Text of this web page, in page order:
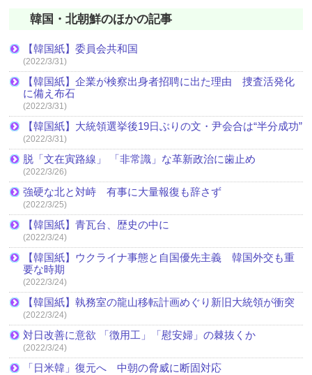
韓国・北朝鮮のほかの記事
【韓国紙】委員会共和国
(2022/3/31)
【韓国紙】企業が検察出身者招聘に出た理由 捜査活発化
に備え布石
(2022/3/31)
【韓国紙】大統領選挙後19日ぶりの文・尹会合は“半分成功”
(2022/3/31)
脱「文在寅路線」 「非常識」な革新政治に歯止め
(2022/3/26)
強硬な北と対峙 有事に大量報復も辞さず
(2022/3/25)
【韓国紙】青瓦台、歴史の中に
(2022/3/24)
【韓国紙】ウクライナ事態と自国優先主義 韓国外交も重
要な時期
(2022/3/24)
【韓国紙】執務室の龍山移転計画めぐり新旧大統領が衝突
(2022/3/24)
対日改善に意欲 「徴用工」「慰安婦」の棘抜くか
(2022/3/24)
「日米韓」復元へ 中朝の脅威に断固対応